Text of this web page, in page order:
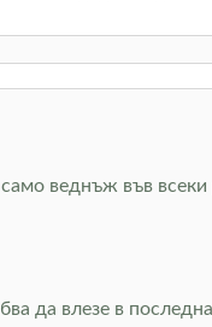
веднъж във
да влезе в